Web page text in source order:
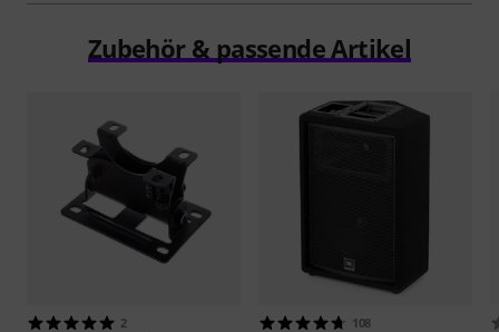
Zubehör & passende Artikel
2 108